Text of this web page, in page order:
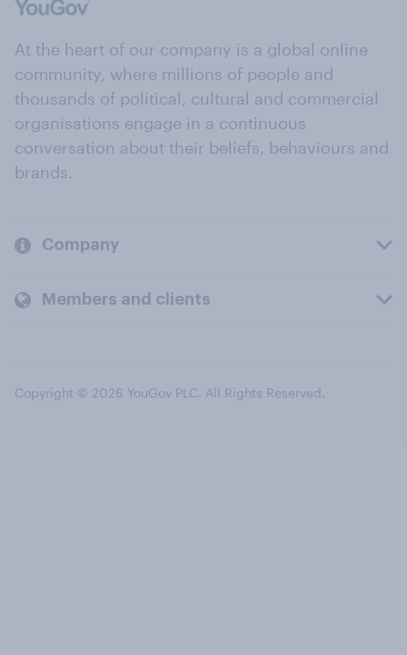
At the heart of our company is a global online
community, where millions of people and
thousands of political, cultural and commercial
organisations engage in a continuous
conversation about their beliefs, behaviours and
brands.
Company
Members and clients
Copyright © 2026 YouGov PLC. All Rights Reserved.